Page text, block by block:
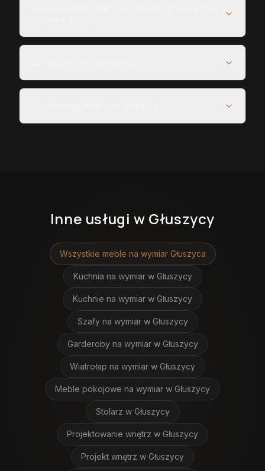
Inne usługiw Głuszycy
Wszystkie meble na wymiar Głuszyca
Kuchnia na wymiar w Głuszycy
Kuchnie na wymiar w Głuszycy
Szafy na wymiar w Głuszycy
Garderoby na wymiar w Głuszycy
Wiatrołap na wymiar w Głuszycy
Meble pokojowe na wymiar w Głuszycy
Stolarz w Głuszycy
Projektowanie wnętrz w Głuszycy
Projekt wnętrz w Głuszycy